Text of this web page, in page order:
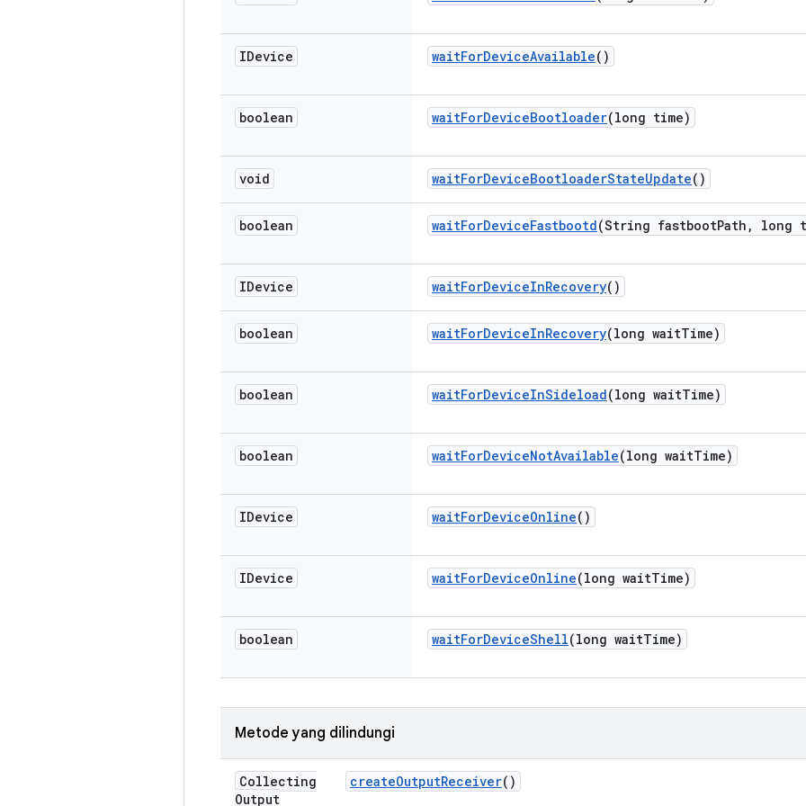
IDevice waitForDeviceAvailable()
boolean waitForDeviceBootloader(long time)
void waitForDeviceBootloaderStateUpdate()
boolean waitForDeviceFastbootd(String fastbootPath , long
IDevice waitForDeviceInRecovery()
boolean waitForDeviceInRecovery(long waitTime)
boolean waitForDeviceInSideload(long waitTime)
boolean waitForDeviceNotAvailable(long waitTime)
IDevice waitForDeviceOnline()
IDevice waitForDeviceOnline(long waitTime)
boolean waitForDeviceShell(long waitTime)
Metode yang dilindungi
Collecting
Output
createOutputReceiver()